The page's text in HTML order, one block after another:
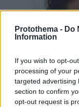
Protothema - Do
Information
If you wish to opt-
processing of your
targeted advertising
section to confirm
opt-out request is